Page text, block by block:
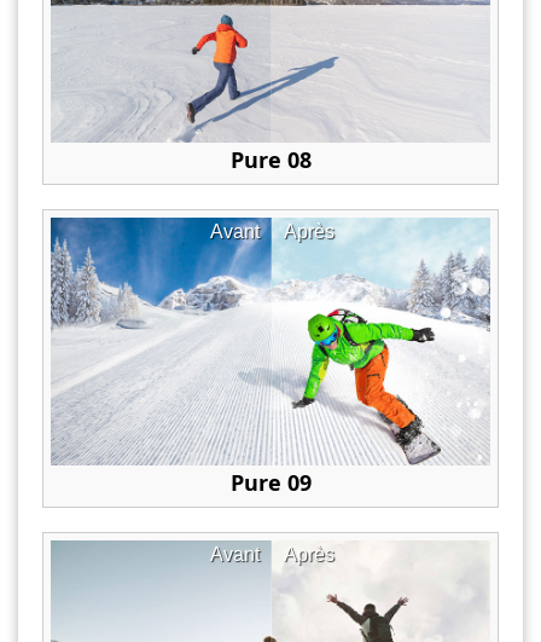
Pure 08
Après
Avant
Pure 09
Après
Avant